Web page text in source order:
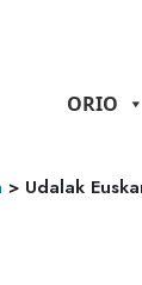
ORIO
> Udalak